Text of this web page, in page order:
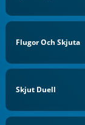
Flugor Och Skjuta
Skjut Duell